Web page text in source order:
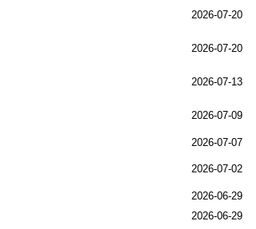
2026-07-20
2026-07-20
2026-07-13
2026-07-09
2026-07-07
2026-07-02
2026-06-29
2026-06-29